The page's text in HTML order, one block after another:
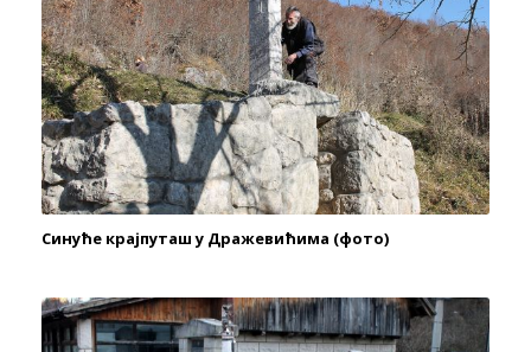
Синуће крајпуташ у Дражевићима (фото)